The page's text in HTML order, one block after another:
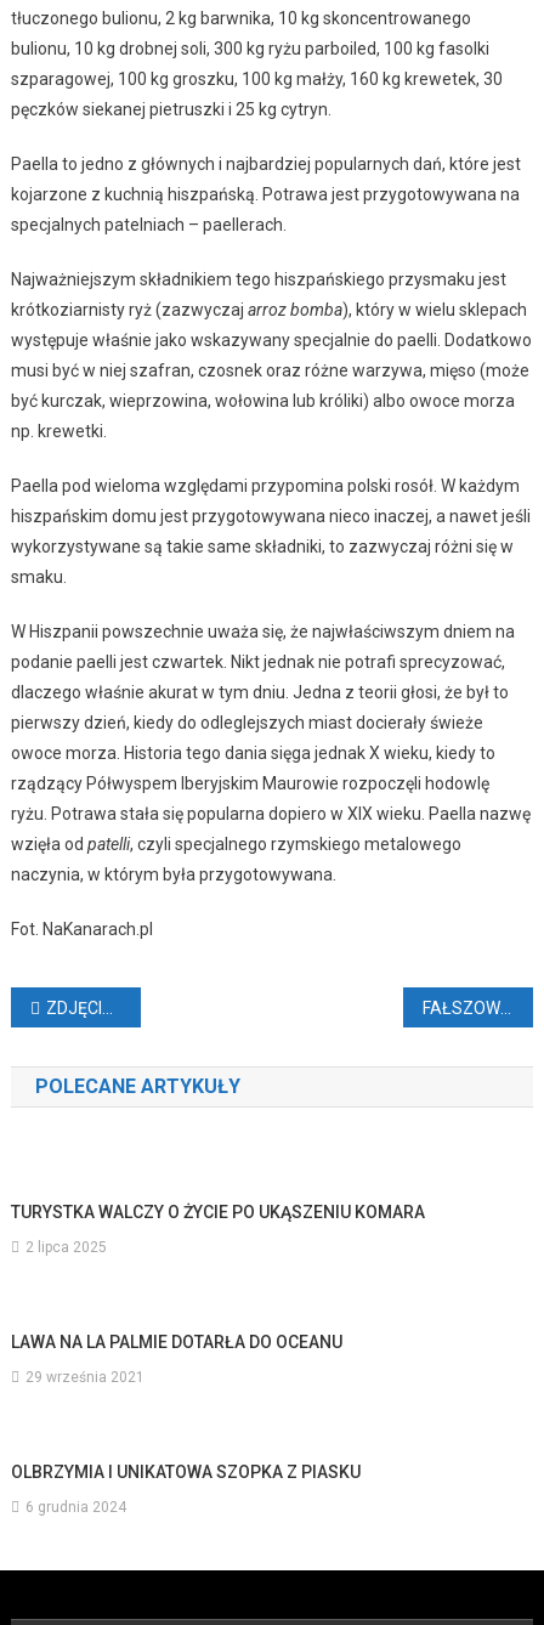
tłuczonego bulionu, 2 kg barwnika, 10 kg skoncentrowanego
bulionu, 10 kg drobnej soli, 300 kg ryżu parboiled, 100 kg fasolki
szparagowej, 100 kg groszku, 100 kg małży, 160 kg krewetek, 30
pęczków siekanej pietruszki i 25 kg cytryn.
Paella to jedno z głównych i najbardziej popularnych dań, które jest
kojarzone z kuchnią hiszpańską. Potrawa jest przygotowywana na
specjalnych patelniach – paellerach.
Najważniejszym składnikiem tego hiszpańskiego przysmaku jest
krótkoziarnisty ryż (zazwyczaj arroz bomba), który w wielu sklepach
występuje właśnie jako wskazywany specjalnie do paelli. Dodatkowo
musi być w niej szafran, czosnek oraz różne warzywa, mięso (może
być kurczak, wieprzowina, wołowina lub króliki) albo owoce morza
np. krewetki.
Paella pod wieloma względami przypomina polski rosół. W każdym
hiszpańskim domu jest przygotowywana nieco inaczej, a nawet jeśli
wykorzystywane są takie same składniki, to zazwyczaj różni się w
smaku.
W Hiszpanii powszechnie uważa się, że najwłaściwszym dniem na
podanie paelli jest czwartek. Nikt jednak nie potrafi sprecyzować,
dlaczego właśnie akurat w tym dniu. Jedna z teorii głosi, że był to
pierwszy dzień, kiedy do odleglejszych miast docierały świeże
owoce morza. Historia tego dania sięga jednak X wieku, kiedy to
rządzący Półwyspem Iberyjskim Maurowie rozpoczęli hodowlę
ryżu. Potrawa stała się popularna dopiero w XIX wieku. Paella nazwę
wzięła od patelli, czyli specjalnego rzymskiego metalowego
naczynia, w którym była przygotowywana.
Fot. NaKanarach.pl
Nawigacja
wpisu
ZDJĘCIE NA KRAWĘDZI WĄWOZU FAŁSZOWALI DOKUMENTY DLA MIGRANTÓW
POLECANE ARTYKUŁY
TURYSTKA WALCZY O ŻYCIE PO UKĄSZENIU KOMARA
2 lipca 2025
LAWA NA LA PALMIE DOTARŁA DO OCEANU
29 września 2021
OLBRZYMIA I UNIKATOWA SZOPKA Z PIASKU
6 grudnia 2024